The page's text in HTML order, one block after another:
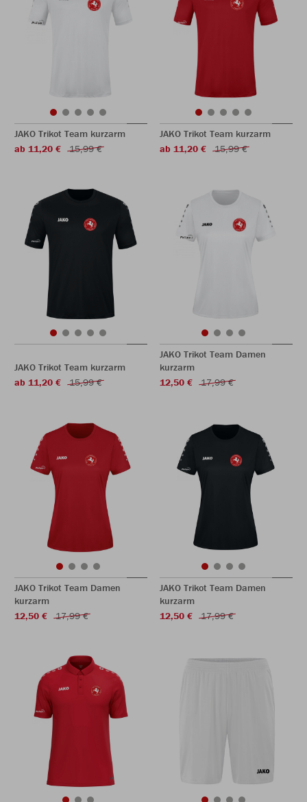
JAKO Trikot Team kurzarm
ab 11,20 €
15,99 €
JAKO Trikot Team kurzarm
ab 11,20 €
15,99 €
JAKO Trikot Team kurzarm
ab 11,20 €
15,99 €
JAKO Trikot Team Damen
kurzarm
12,50 €
17,99 €
JAKO Trikot Team Damen
kurzarm
12,50 €
17,99 €
JAKO Trikot Team Damen
kurzarm
12,50 €
17,99 €